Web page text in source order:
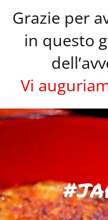
Grazie per
in questo
Vi